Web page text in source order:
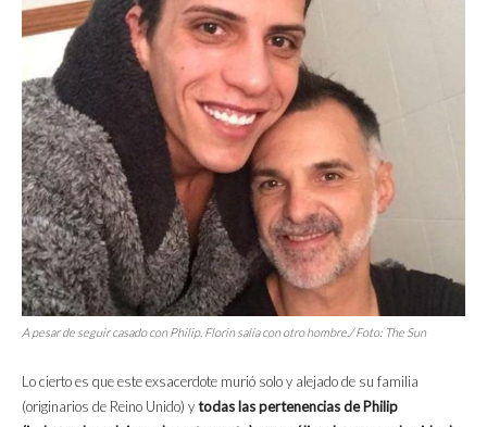
A pesar de seguir casado con Philip, Florin salía con otro hombre./ Foto: The Sun
Lo cierto es que este exsacerdote murió solo y alejado de su familia
(originarios de Reino Unido) ytodas las pertenencias de Philip